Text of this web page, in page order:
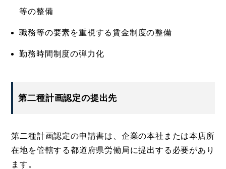
等の整備
職務等の要素を重視する賃金制度の整備
勤務時間制度の弾力化
第二種計画認定の提出先
第二種計画認定の申請書は、企業の本社または本店所
在地を管轄する都道府県労働局に提出する必要があり
ます。